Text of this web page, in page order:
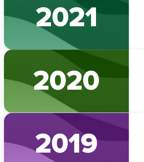
2021
2020
2019